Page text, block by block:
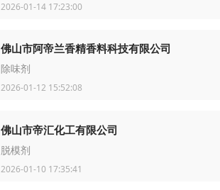
2026-01-14 17:23:00
佛山市阿帝兰香精香料科技有限公司
除味剂
2026-01-12 15:52:08
佛山市帝汇化工有限公司
脱模剂
2026-01-10 17:35:41